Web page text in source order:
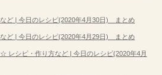
など | 今日のレシピ(2020年4月30日) まとめ
ど | 今日のレシピ(2020年4月29日) まとめ
レシピ・作り方など | 今日のレシピ(2020年4月